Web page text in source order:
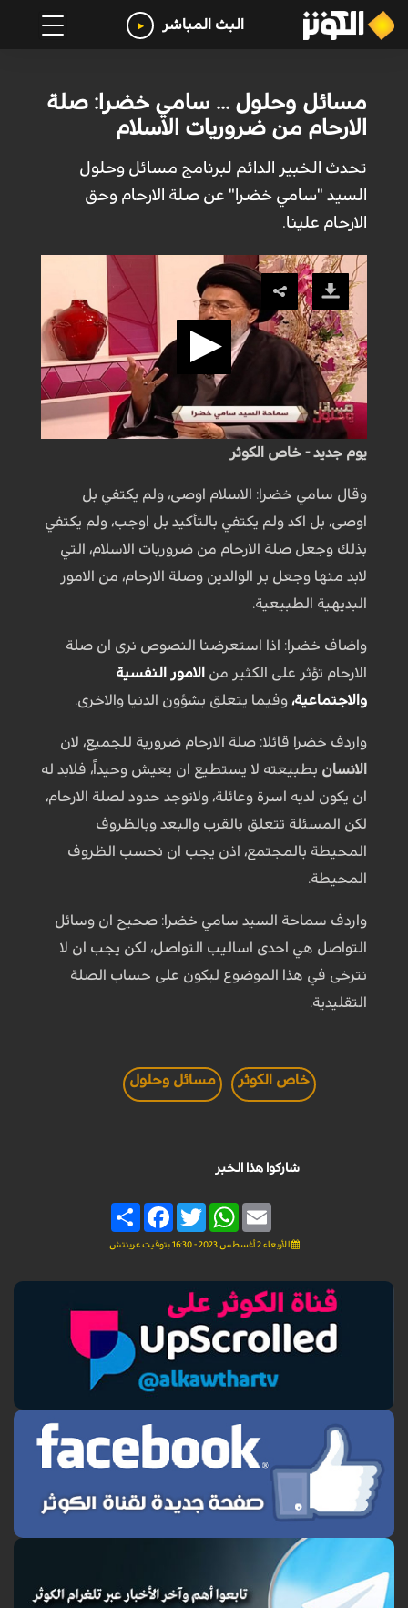
البث المباشر
مسائل وحلول ... سامي خضرا: صلة
الارحام من ضروريات الاسلام
تحدث الخبير الدائم لبرنامج مسائل وحلول
السيد "سامي خضرا" عن صلة الارحام وحق
الارحام علينا.
يوم جديد - خاص الكوثر
وقال سامي خضرا: الاسلام اوصى، ولم يكتفي بل
اوصى، بل اكد ولم يكتفي بالتأكيد بل اوجب، ولم يكتفي
بذلك وجعل صلة الارحام من ضروريات الاسلام، التي
لابد منها وجعل بر الوالدين وصلة الارحام، من الامور
البديهية الطبيعية.
واضاف خضرا: اذا استعرضنا النصوص نرى ان صلة
الارحام تؤثر على الكثير من الامور النفسية
والاجتماعية، وفيما يتعلق بشؤون الدنيا والاخرى.
واردف خضرا قائلا: صلة الارحام ضرورية للجميع، لان
الانسان بطبيعته لا يستطيع ان يعيش وحيداً، فلابد له
ان يكون لديه اسرة وعائلة، ولاتوجد حدود لصلة الارحام،
لكن المسئلة تتعلق بالقرب والبعد وبالظروف
المحيطة بالمجتمع، اذن يجب ان نحسب الظروف
المحيطة.
واردف سماحة السيد سامي خضرا: صحيح ان وسائل
التواصل هي احدى اساليب التواصل، لكن يجب ان لا
نترخى في هذا الموضوع ليكون على حساب الصلة
التقليدية.
خاص الكوثر مسائل وحلول
شاركوا هذا الخبر
Share
FacebookTwitter
WhatsAppEmail
الأربعاء 2 أغسطس 2023 - 16:30 بتوقيت غرينتش